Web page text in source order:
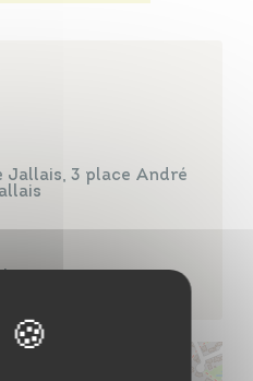
Jallais, 3 place André